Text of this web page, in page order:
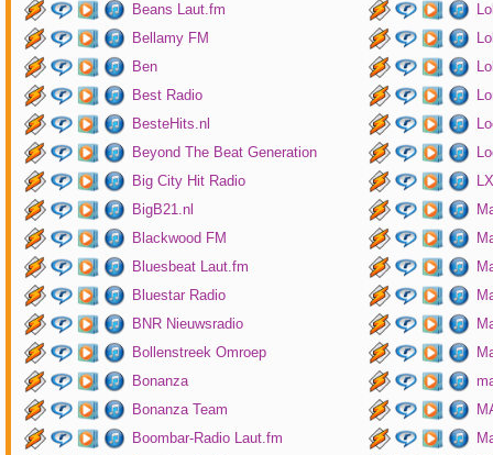
Beans Laut.fm
Bellamy FM
Ben
Best Radio
BesteHits.nl
Beyond The Beat Generation
Big City Hit Radio
BigB21.nl
Blackwood FM
Bluesbeat Laut.fm
Bluestar Radio
BNR Nieuwsradio
Bollenstreek Omroep
Bonanza
Bonanza Team
Boombar-Radio Laut.fm